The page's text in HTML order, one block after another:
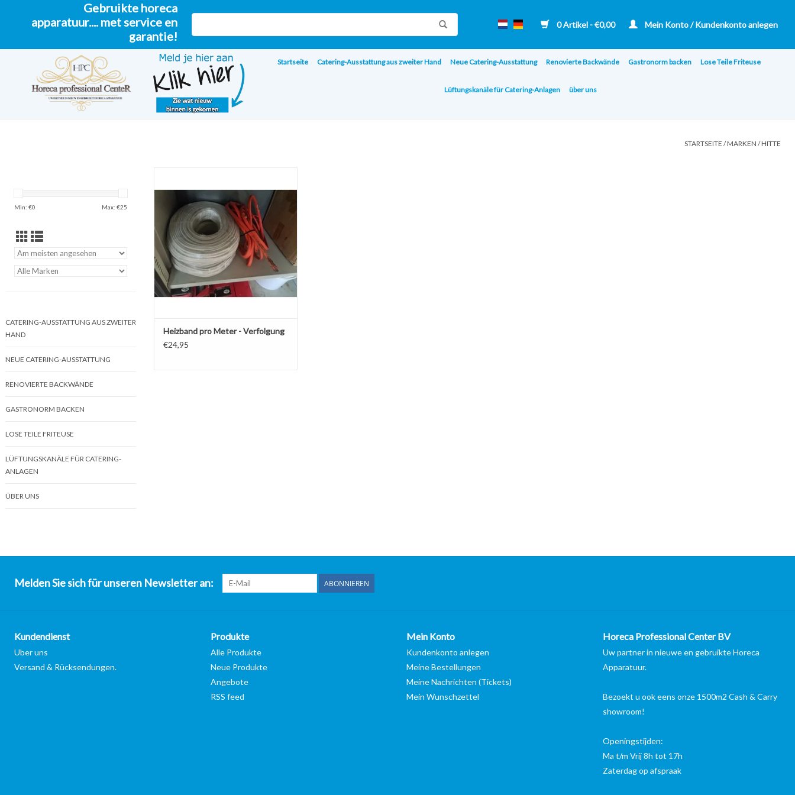
Gebruikte horeca
apparatuur.... met service en
garantie!
0 Artikel - €0,00 Mein Konto / Kundenkonto anlegen
Startseite Catering-Ausstattung aus zweiter Hand Neue Catering-Ausstattung Renovierte Backwände Gastronorm backen Lose Teile Friteuse
Lüftungskanäle für Catering-Anlagen über uns
STARTSEITE /MARKEN /HITTE
Min: €0 Max: €25
CATERING-AUSSTATTUNG AUS ZWEITER
HAND
NEUE CATERING-AUSSTATTUNG
RENOVIERTE BACKWÄNDE
GASTRONORM BACKEN
LOSE TEILE FRITEUSE
LÜFTUNGSKANÄLE FÜR CATERING-
ANLAGEN
ÜBER UNS
Heizband pro Meter - Verfolgung
€24,95
Melden Sie sich für unseren Newsletter an: ABONNIEREN
Kundendienst
Uber uns
Versand & Rücksendungen.
Produkte
Alle Produkte
Neue Produkte
Angebote
RSS feed
Mein Konto
Kundenkonto anlegen
Meine Bestellungen
Meine Nachrichten (Tickets)
Mein Wunschzettel
Horeca Professional Center BV
Uw partner in nieuwe en gebruikte Horeca
Apparatuur.
Bezoekt u ook eens onze 1500m2 Cash & Carry
showroom!
Openingstijden:
Ma t/m Vrij 8h tot 17h
Zaterdag op afspraak